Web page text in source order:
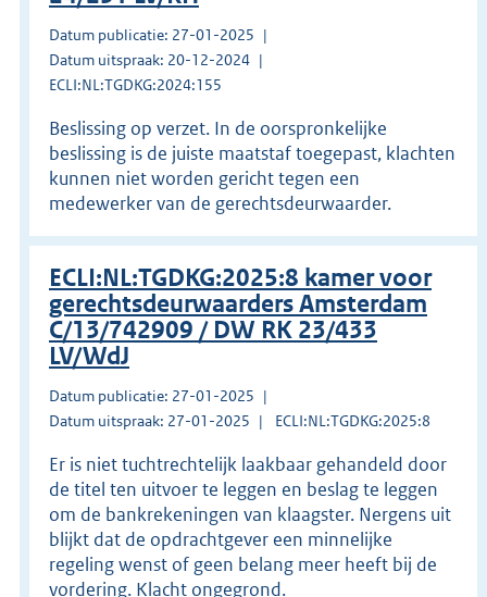
Datum publicatie: 27-01-2025
Datum uitspraak: 20-12-2024
ECLI:NL:TGDKG:2024:155
Beslissing op verzet. In de oorspronkelijke
beslissing is de juiste maatstaf toegepast, klachten
kunnen niet worden gericht tegen een
medewerker van de gerechtsdeurwaarder.
ECLI:NL:TGDKG:2025:8 kamer voor
gerechtsdeurwaarders Amsterdam
C/13/742909 / DW RK 23/433
LV/WdJ
Datum publicatie: 27-01-2025
Datum uitspraak: 27-01-2025
ECLI:NL:TGDKG:2025:8
Er is niet tuchtrechtelijk laakbaar gehandeld door
de titel ten uitvoer te leggen en beslag te leggen
om de bankrekeningen van klaagster. Nergens uit
blijkt dat de opdrachtgever een minnelijke
regeling wenst of geen belang meer heeft bij de
vordering. Klacht ongegrond.